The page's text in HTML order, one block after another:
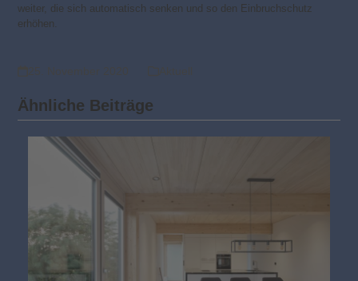
weiter, die sich automatisch senken und so den Einbruchschutz
erhöhen.
Ähnliche Beiträge